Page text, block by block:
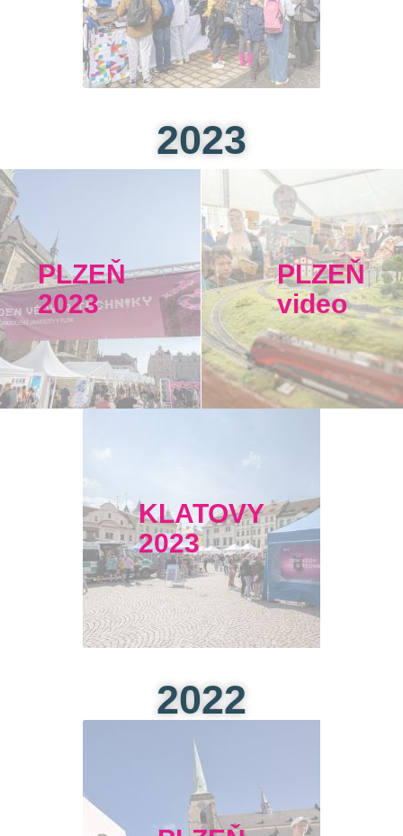
2023
PLZEŇ
2023
PLZEŇ
video
KLATOVY
2023
2022